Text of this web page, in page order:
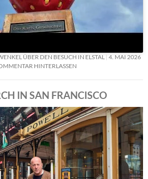
ÜBER DEN BESUCH IN ELSTAL
4. MAI 2026
HINTERLASSEN
IN SAN FRANCISCO